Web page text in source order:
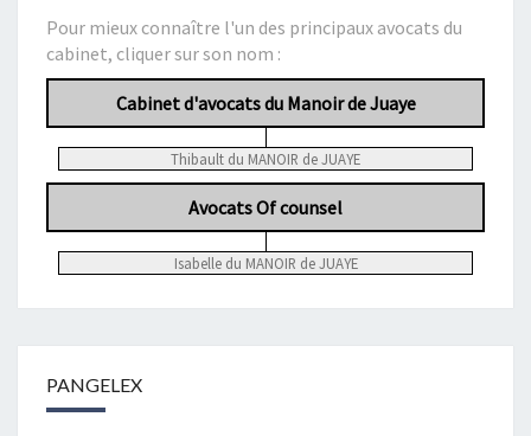
Pour mieux connaître l'un des principaux avocats du
cabinet, cliquer sur son nom :
Cabinet d'avocats du Manoir de Juaye
Thibault du MANOIR de JUAYE
Avocats Of counsel
Isabelle du MANOIR de JUAYE
PANGELEX